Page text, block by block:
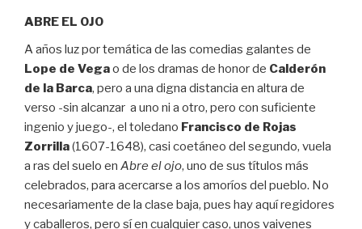
ABRE EL OJO
A años luz por temática de las comedias galantes de
Lope de Vegao de los dramas de honor de Calderón
de la Barca, pero a una digna distancia en altura de
verso -sin alcanzar a uno ni a otro, pero con suficiente
ingenio y juego-, el toledano Francisco de Rojas
Zorrilla(1607-1648), casi coetáneo del segundo, vuela
a ras del suelo en Abre el ojo, uno de sus títulos más
celebrados, para acercarse a los amoríos del pueblo. No
necesariamente de la clase baja, pues hay aquí regidores
y caballeros, pero sí en cualquier caso, unos vaivenes